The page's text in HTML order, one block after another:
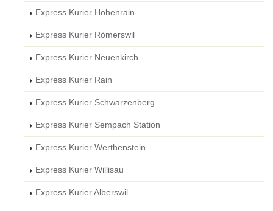
Express Kurier Hohenrain
Express Kurier Römerswil
Express Kurier Neuenkirch
Express Kurier Rain
Express Kurier Schwarzenberg
Express Kurier Sempach Station
Express Kurier Werthenstein
Express Kurier Willisau
Express Kurier Alberswil